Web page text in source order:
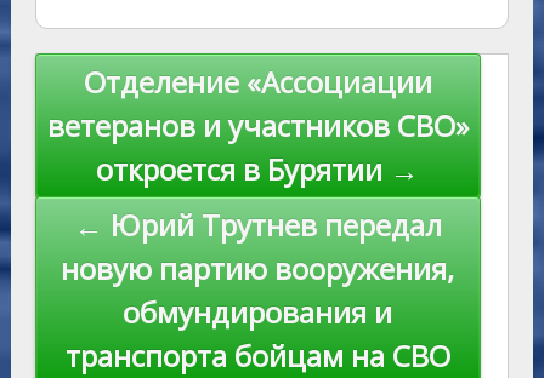
as
s
ni
ki
r
n
al
m p
p
st Li
n
k
Навигация
записям
Отделение «Ассоциации
ветеранов и участников СВО»
откроется в Бурятии →
← Юрий Трутнев передал
новую партию вооружения,
обмундирования и
транспорта бойцам на СВО